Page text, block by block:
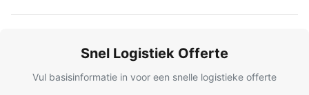
Snel Logistiek Offerte
Vul basisinformatie in voor een snelle logistieke offerte